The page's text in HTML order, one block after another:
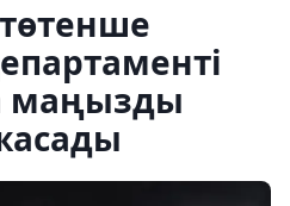
маңызды